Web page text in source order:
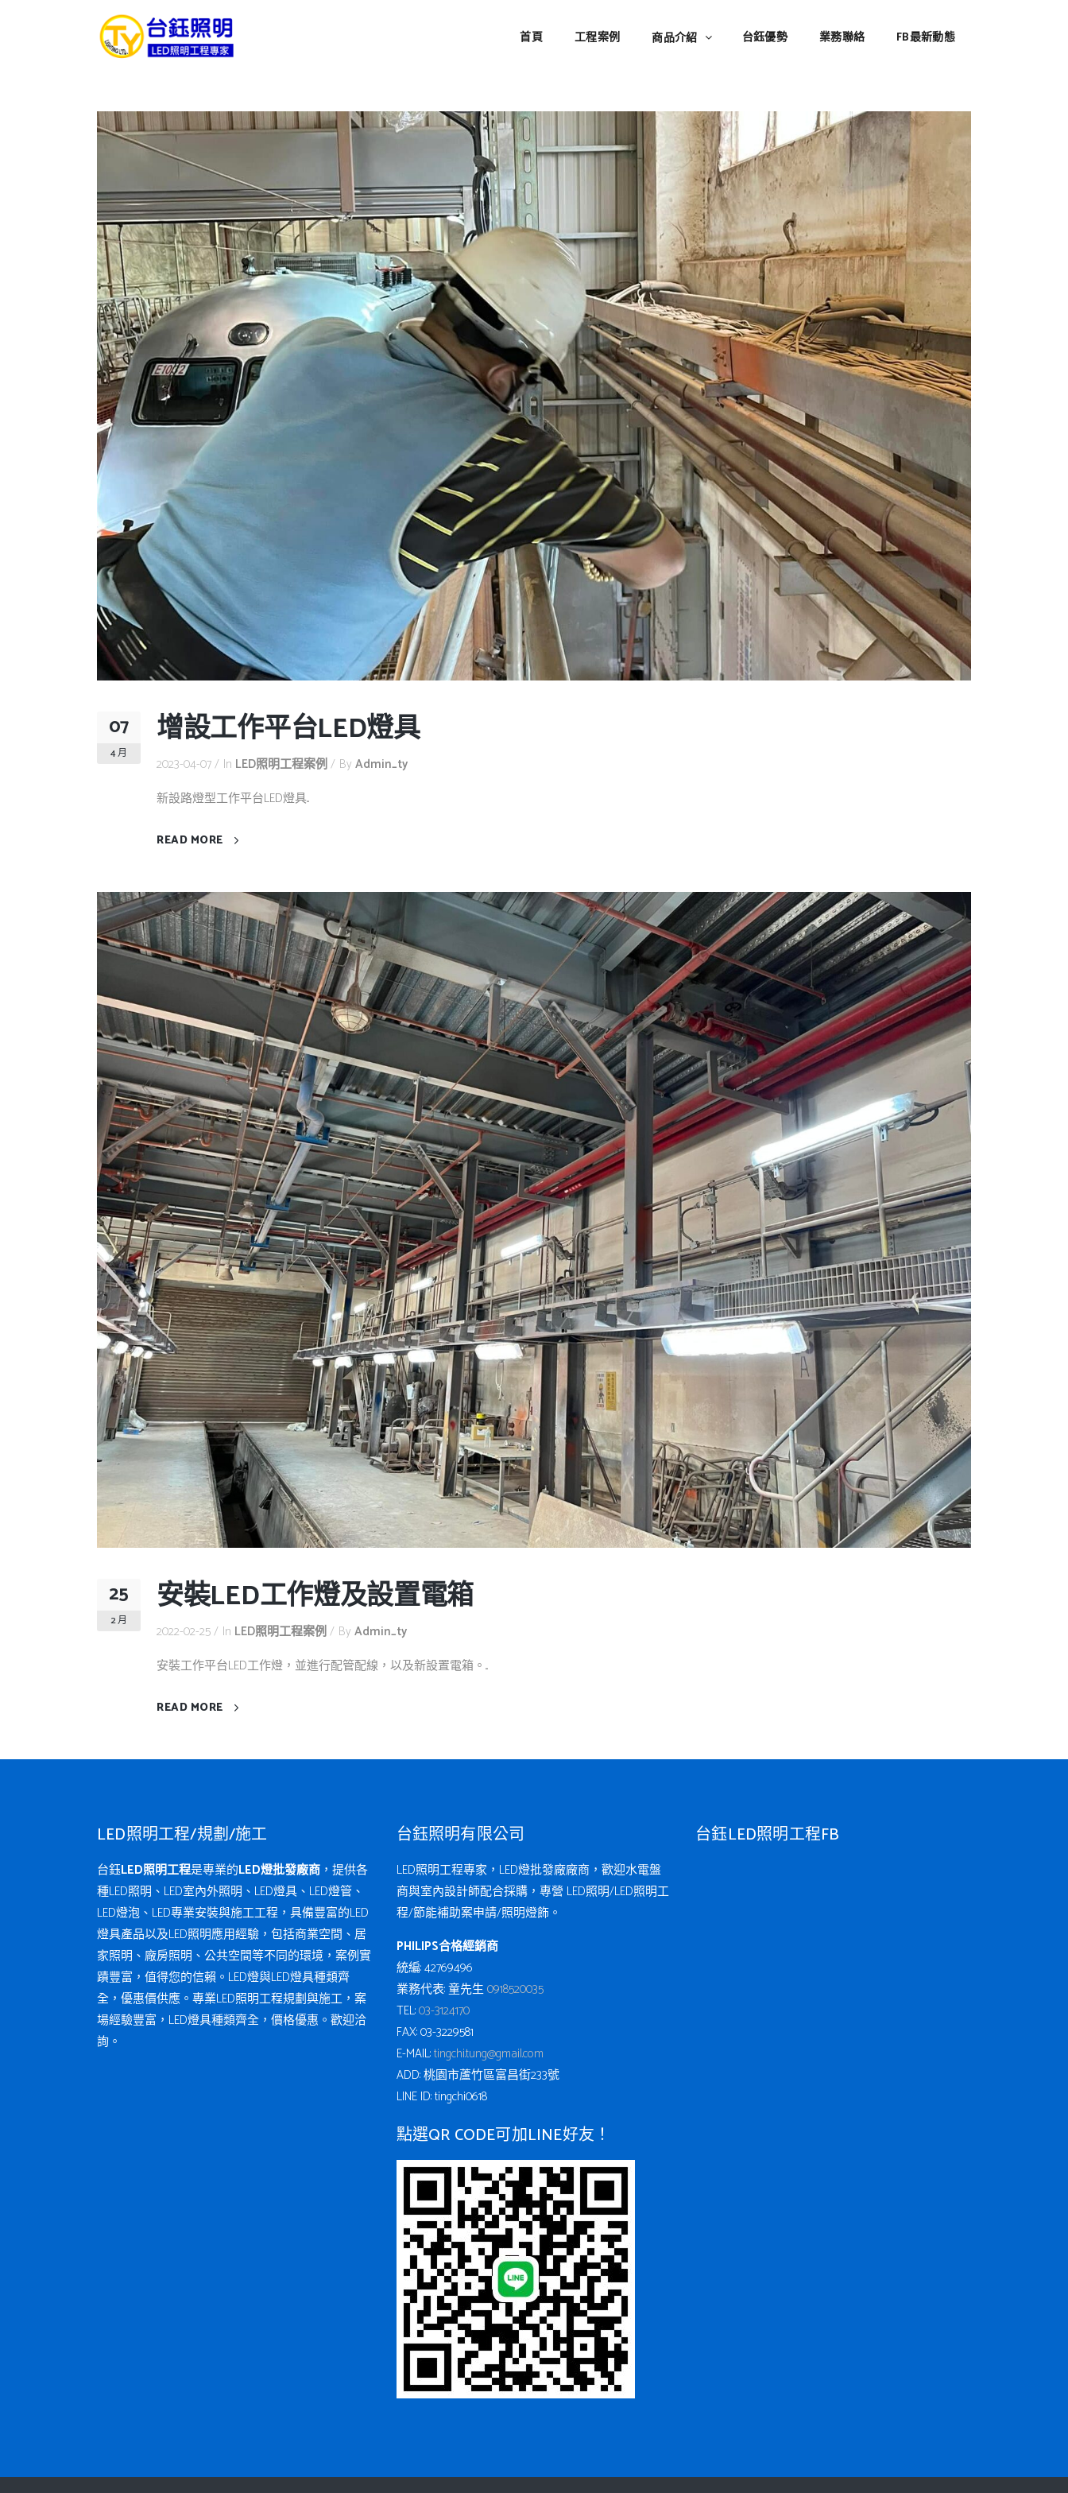
首頁 工程案例 商品介紹 台鈺優勢 業務聯絡 FB最新動態
07
4 月
增設工作平台LED燈具
2023-04-07 In LED照明工程案例 By Admin_ty
新設路燈型工作平台LED燈具...
READ MORE
25
2 月
安裝LED工作燈及設置電箱
2022-02-25 In LED照明工程案例 By Admin_ty
安裝工作平台LED工作燈，並進行配管配線，以及新設置電箱。...
READ MORE
LED照明工程/規劃/施工
台鈺LED照明工程是專業的LED燈批發廠商 ，提供各
種LED照明、LED室內外照明、LED燈具、LED燈管、
LED燈泡、LED專業安裝與施工工程，具備豐富的LED
燈具產品以及LED照明應用經驗，包括商業空間、居
家照明、廠房照明、公共空間等不同的環境，案例實
蹟豐富，值得您的信賴。LED燈與LED燈具種類齊
全，優惠價供應。專業LED照明工程規劃與施工，案
場經驗豐富，LED燈具種類齊全，價格優惠。歡迎洽
詢。
台鈺照明有限公司
LED照明工程專家，LED燈批發廠廠商，歡迎水電盤
商與室內設計師配合採購，專營 LED照明/LED照明工
程/節能補助案申請/照明燈飾。
PHILIPS合格經銷商
統編: 42769496
業務代表: 童先生0918520035
TEL:03-3124170
FAX: 03-3229581
E-MAIL:tingchi.tung@gmail.com
ADD: 桃園市蘆竹區富昌街233號
LINE ID: tingchi0618
點選QR CODE可加LINE好友！
台鈺LED照明工程FB